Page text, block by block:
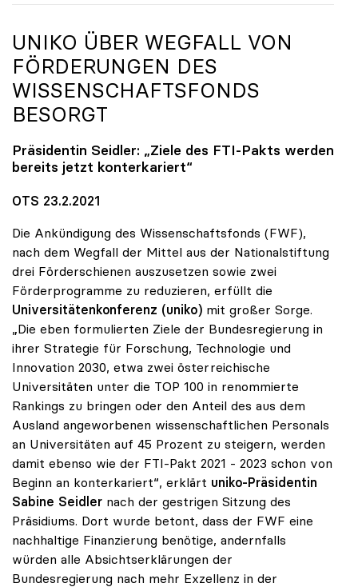
UNIKO ÜBER WEGFALL VON
FÖRDERUNGEN DES
WISSENSCHAFTSFONDS
BESORGT
Präsidentin Seidler: „Ziele des FTI-Pakts werden
bereits jetzt konterkariert“
OTS 23.2.2021
Die Ankündigung des Wissenschaftsfonds (FWF),
nach dem Wegfall der Mittel aus der Nationalstiftung
drei Förderschienen auszusetzen sowie zwei
Förderprogramme zu reduzieren, erfüllt die
Universitätenkonferenz (uniko) mit großer Sorge.
„Die eben formulierten Ziele der Bundesregierung in
ihrer Strategie für Forschung, Technologie und
Innovation 2030, etwa zwei österreichische
Universitäten unter die TOP 100 in renommierte
Rankings zu bringen oder den Anteil des aus dem
Ausland angeworbenen wissenschaftlichen Personals
an Universitäten auf 45 Prozent zu steigern, werden
damit ebenso wie der FTI-Pakt 2021 - 2023 schon von
Beginn an konterkariert“, erklärt uniko-Präsidentin
Sabine Seidler nach der gestrigen Sitzung des
Präsidiums. Dort wurde betont, dass der FWF eine
nachhaltige Finanzierung benötige, andernfalls
würden alle Absichtserklärungen der
Bundesregierung nach mehr Exzellenz in der